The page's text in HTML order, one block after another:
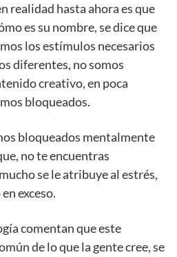
realidad hasta ahora es que
es su nombre, se dice que
los estímulos necesarios
diferentes, no somos
creativo, en poca
bloqueados.
bloqueados mentalmente
no te encuentras
se le atribuye al estrés,
exceso.
comentan que este
de lo que la gente cree, se